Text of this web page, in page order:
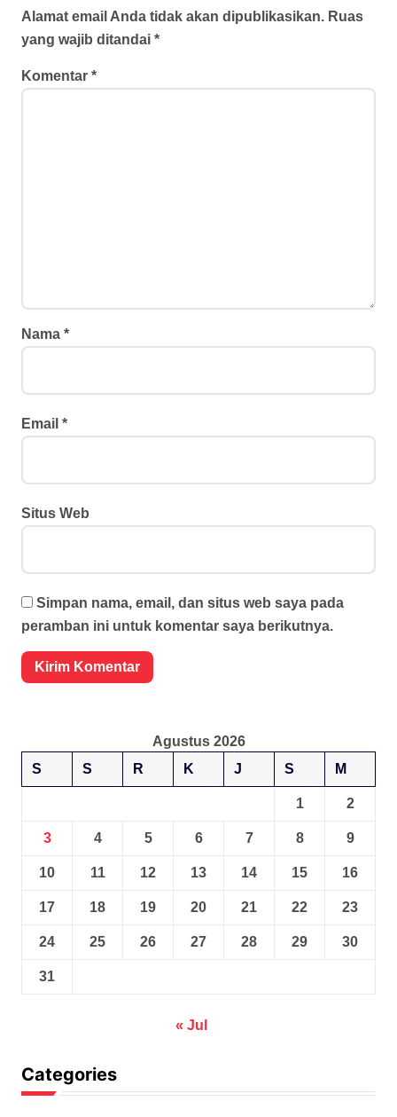
Alamat email Anda tidak akan dipublikasikan. Ruas
yang wajib ditandai *
Komentar *
Nama *
Email *
Situs Web
Simpan nama, email, dan situs web saya pada
peramban ini untuk komentar saya berikutnya.
Agustus 2026
S
S R K J S M
1 2
3 4 5 6 7 8 9
10 11 12 13 14 15 16
17 18 19 20 21 22 23
24 25 26 27 28 29 30
31
« Jul
Categories